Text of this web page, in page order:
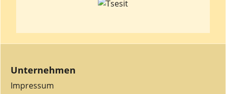
SOAPROCKS - Edle
Unternehmen
Impressum